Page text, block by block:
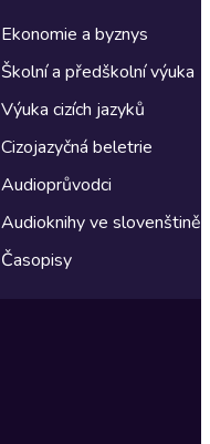
Ekonomie a byznys
Školní a předškolní výuka
Výuka cizích jazyků
Cizojazyčná beletrie
Audioprůvodci
Audioknihy ve slovenštině
Časopisy